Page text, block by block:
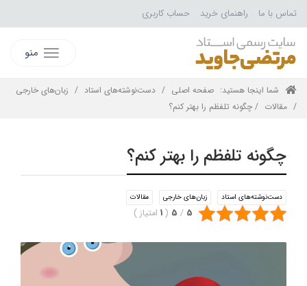
تماس با ما راهنمای خرید حساب کاربری
منو
شما اینجا هستید: صفحه اصلی / دست‌نوشته‌های استاد / زبان‌های خارجی
/ مقالات / چگونه تلفظم را بهتر کنم؟
چگونه تلفظم را بهتر کنم؟
دست‌نوشته‌های استاد زبان‌های خارجی مقالات
5
/
5
(
1 امتیاز)